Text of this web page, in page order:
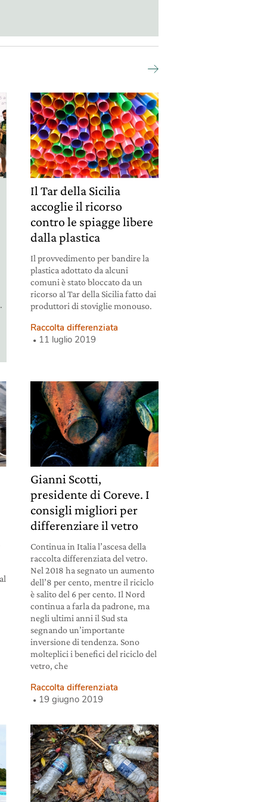
Il Tar della Sicilia
accoglie il ricorso
contro le spiagge libere
dalla plastica
Il provvedimento per bandire la
plastica adottato da alcuni
comuni è stato bloccato da un
ricorso al Tar della Sicilia fatto dai
produttori di stoviglie monouso.
Raccolta differenziata
11 luglio 2019
Gianni Scotti,
presidente di Coreve. I
consigli migliori per
differenziare il vetro
Continua in Italia l’ascesa della
raccolta differenziata del vetro.
Nel 2018 ha segnato un aumento
dell’8 per cento, mentre il riciclo
è salito del 6 per cento. Il Nord
continua a farla da padrone, ma
negli ultimi anni il Sud sta
segnando un’importante
inversione di tendenza. Sono
molteplici i benefici del riciclo del
vetro, che
Raccolta differenziata
19 giugno 2019